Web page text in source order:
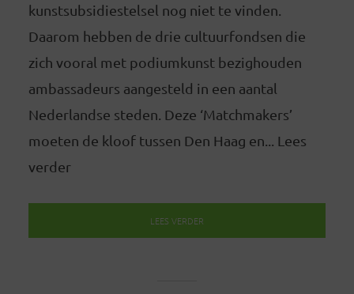
kunstsubsidiestelsel nog niet te vinden.
Daarom hebben de drie cultuurfondsen die
zich vooral met podiumkunst bezighouden
ambassadeurs aangesteld in een aantal
Nederlandse steden. Deze ‘Matchmakers’
moeten de kloof tussen Den Haag en... Lees
verder
LEES VERDER